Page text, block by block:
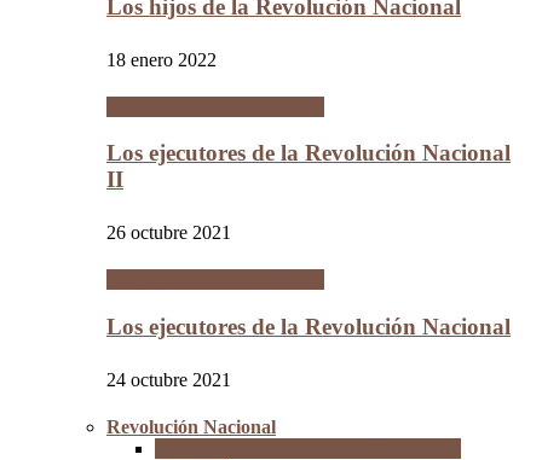
Los hijos de la Revolución Nacional
18 enero 2022
Los ejecutores de la Revolución Nacional
II
26 octubre 2021
Los ejecutores de la Revolución Nacional
24 octubre 2021
Revolución Nacional